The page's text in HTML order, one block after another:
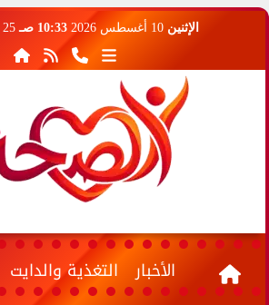
الإثنين 10 أغسطس 2026 10:33 صـ 25 صفر 1448
الأخبار التغذية والدايت